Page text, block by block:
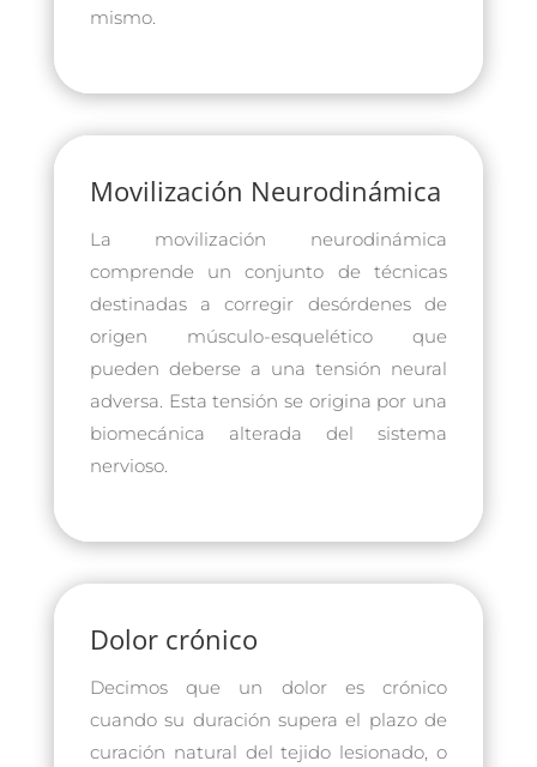
mismo.
Movilización Neurodinámica
La movilización neurodinámica
comprende un conjunto de técnicas
destinadas a corregir desórdenes de
origen músculo-esquelético que
pueden deberse a una tensión neural
adversa. Esta tensión se origina por una
biomecánica alterada del sistema
nervioso.
Dolor crónico
Decimos que un dolor es crónico
cuando su duración supera el plazo de
curación natural del tejido lesionado, o